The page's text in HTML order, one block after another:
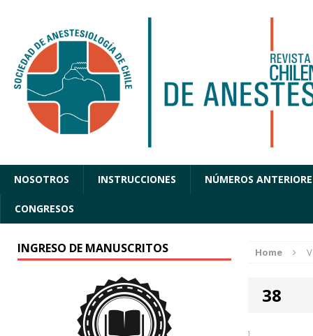
NOSOTROS INSTRUCCIONES NÚMEROS
CONGRESOS
Home
38
INGRESO DE MANUSCRITOS